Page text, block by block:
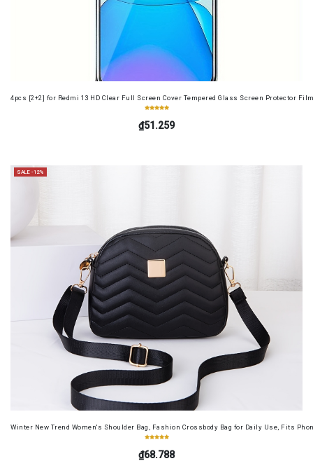
4pcs [2+2] for Redmi 13 HD Clear Full Screen Cover Tempered Glass Screen Protector
₫51.259
SALE -12%
Winter New Trend Women's Shoulder Bag, Fashion Crossbody Bag for Daily Use, Fits
₫68.788